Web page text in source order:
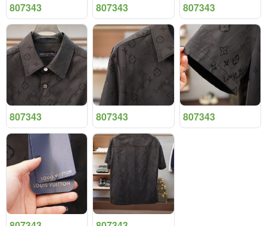
807343 807343 807343
807343 807343 807343